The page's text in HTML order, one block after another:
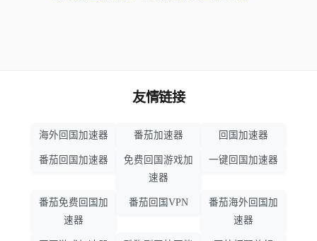
友情链接
海外回国加速器 番茄加速器 回国加速器
番茄回国加速器
免费回国游戏加
速器
一键回国加速器
番茄免费回国加
速器
番茄回国VPN
番茄海外回国加
速器